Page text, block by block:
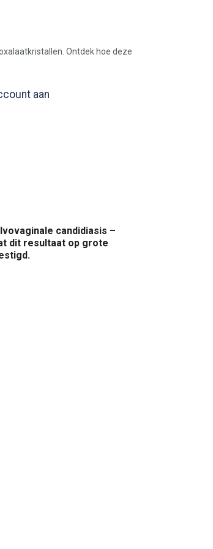
Ontdek hoe deze
aan
candidiasis –
dit resultaat op grote